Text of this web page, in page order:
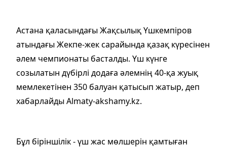
Астана қаласындағы Жақсылық Үшкемпіров
атындағы Жекпе-жек сарайында қазақ күресінен
әлем чемпионаты басталды. Үш күнге
созылатын дүбірлі додаға әлемнің 40-қа жуық
мемлекетінен 350 балуан қатысып жатыр, деп
хабарлайды Almaty-akshamy.kz.
Бұл біріншілік - үш жас мөлшерін қамтыған